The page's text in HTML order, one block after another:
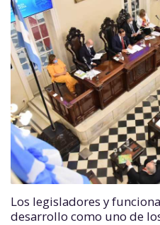
Los legisladores y
desarrollo como uno de